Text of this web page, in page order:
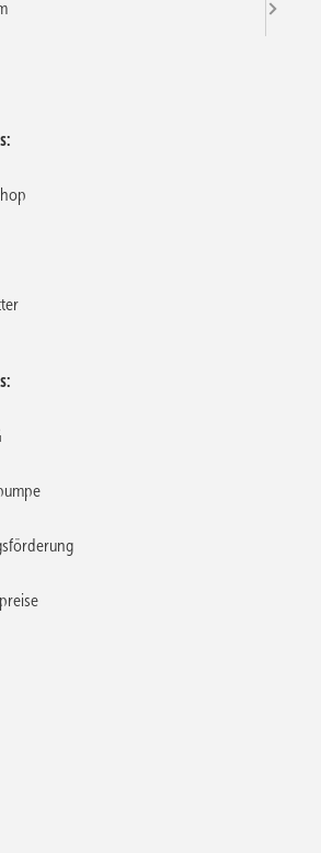
Strom­mix zeigt, dass im Be­
Ener­gie­ver­brauch und die Treib­haus­
wei­ter zu­rück­ge­gan­gen
Internationale Institut für
und -strategien (IINAS) im Auftrag der
Energieanwendung HEA die
Stromproduktion. Die Gutachter
für Energie-, Stoff- und
und die Umwelteffekte der
Die Ergebnisse für das Jahr 2023 zeigen,
im Strommix auch die